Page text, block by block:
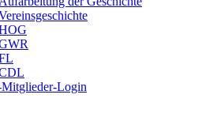
Login